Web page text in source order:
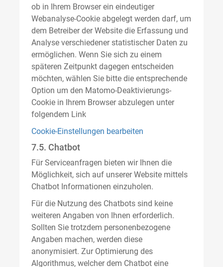
ob in Ihrem Browser ein eindeutiger
Webanalyse-Cookie abgelegt werden darf, um
dem Betreiber der Website die Erfassung und
Analyse verschiedener statistischer Daten zu
ermöglichen. Wenn Sie sich zu einem
späteren Zeitpunkt dagegen entscheiden
möchten, wählen Sie bitte die entsprechende
Option um den Matomo-Deaktivierungs-
Cookie in Ihrem Browser abzulegen unter
folgendem Link
Cookie-Einstellungen bearbeiten
7.5. Chatbot
Für Serviceanfragen bieten wir Ihnen die
Möglichkeit, sich auf unserer Website mittels
Chatbot Informationen einzuholen.
Für die Nutzung des Chatbots sind keine
weiteren Angaben von Ihnen erforderlich.
Sollten Sie trotzdem personenbezogene
Angaben machen, werden diese
anonymisiert. Zur Optimierung des
Algorithmus, welcher dem Chatbot eine